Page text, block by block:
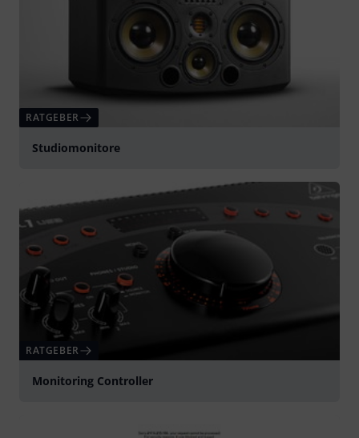
RATGEBER
Studiomonitore
RATGEBER
Monitoring Controller